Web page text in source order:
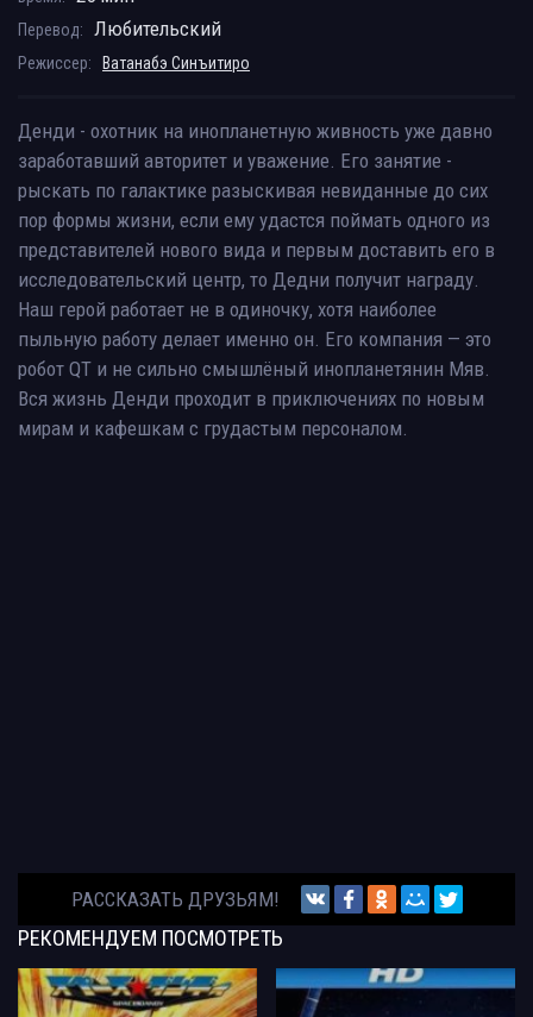
Перевод: Любительский
Режиссер: Ватанабэ Синъитиро
Денди - охотник на инопланетную живность уже давно
заработавший авторитет и уважение. Его занятие -
рыскать по галактике разыскивая невиданные до сих
пор формы жизни, если ему удастся поймать одного из
представителей нового вида и первым доставить его в
исследовательский центр, то Дедни получит награду.
Наш герой работает не в одиночку, хотя наиболее
пыльную работу делает именно он. Его компания — это
робот QT и не сильно смышлёный инопланетянин Мяв.
Вся жизнь Денди проходит в приключениях по новым
мирам и кафешкам с грудастым персоналом.
РАССКАЗАТЬ ДРУЗЬЯМ!
РЕКОМЕНДУЕМ ПОСМОТРЕТЬ